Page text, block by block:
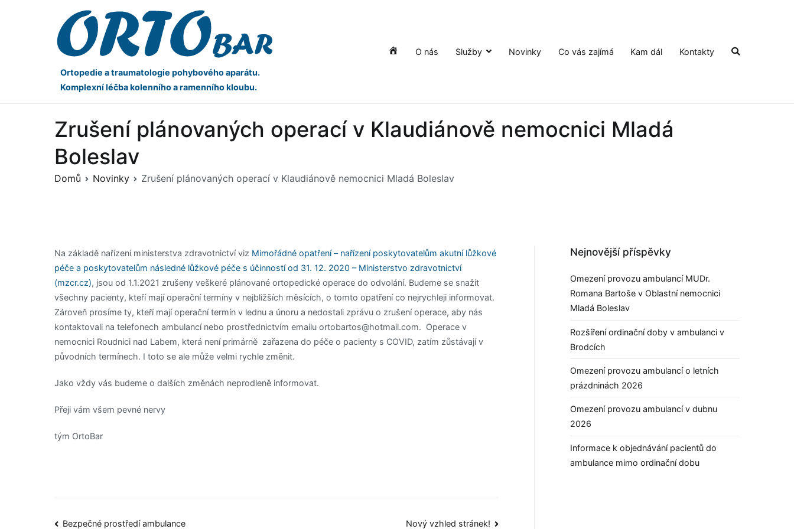
Ortopedie a traumatologie pohybového aparátu.
Komplexní léčba kolenního a ramenního kloubu.
Úvod O nás Služby Novinky Co vás zajímá Kam dál Kontakty
Zrušení plánovaných operací v Klaudiánově nemocnici Mladá
Boleslav
Domů Novinky Zrušení plánovaných operací v Klaudiánově nemocnici Mladá Boleslav
Na základě nařízení ministerstva zdravotnictví viz Mimořádné opatření – nařízení poskytovatelům akutní lůžkové
péče a poskytovatelům následné lůžkové péče s účinností od 31. 12. 2020 – Ministerstvo zdravotnictví
(mzcr.cz), jsou od 1.1.2021 zrušeny veškeré plánované ortopedické operace do odvolání. Budeme se snažit
všechny pacienty, kteří mají operační termíny v nejbližších měsících, o tomto opatření co nejrychleji informovat.
Zároveň prosíme ty, kteří mají operační termín v lednu a únoru a nedostali zprávu o zrušení operace, aby nás
kontaktovali na telefonech ambulancí nebo prostřednictvím emailu ortobartos@hotmail.com. Operace v
nemocnici Roudnici nad Labem, která není primárně zařazena do péče o pacienty s COVID, zatím zůstávají v
původních termínech. I toto se ale může velmi rychle změnit.
Jako vždy vás budeme o dalších změnách neprodleně informovat.
Přeji vám všem pevné nervy
tým OrtoBar
Bezpečné prostředí ambulance Nový vzhled stránek!
Nejnovější příspěvky
Omezení provozu ambulancí MUDr.
Romana Bartoše v Oblastní nemocnici
Mladá Boleslav
Rozšíření ordinační doby v ambulanci v
Brodcích
Omezení provozu ambulancí o letních
prázdninách 2026
Omezení provozu ambulancí v dubnu
2026
Informace k objednávání pacientů do
ambulance mimo ordinační dobu